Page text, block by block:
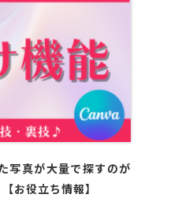
写真が大量で探すのが
お役立ち情報】